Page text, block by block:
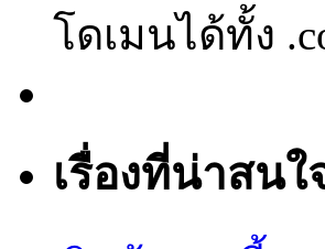
โดเมนได้ทั้ง
เรื่องที่น่าสนใ